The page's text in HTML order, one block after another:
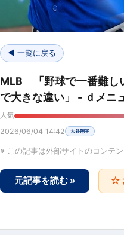
◀ 一覧に戻る
MLB 「野球で一番難し
で大きな違い」 - ｄメニ
人気
2026/06/04 14:42 大谷翔平
※ この記事は外部サイトのコンテ
元記事を読む » ☆